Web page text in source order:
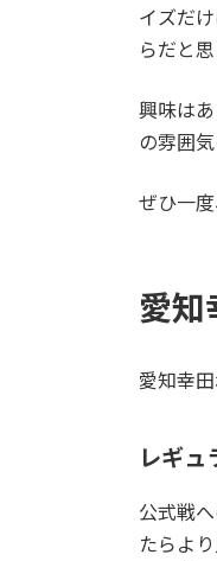
イズだ
らだと思
興味は
の雰囲
ぜひ一
愛
愛知幸
レギュ
公式戦
たらよ